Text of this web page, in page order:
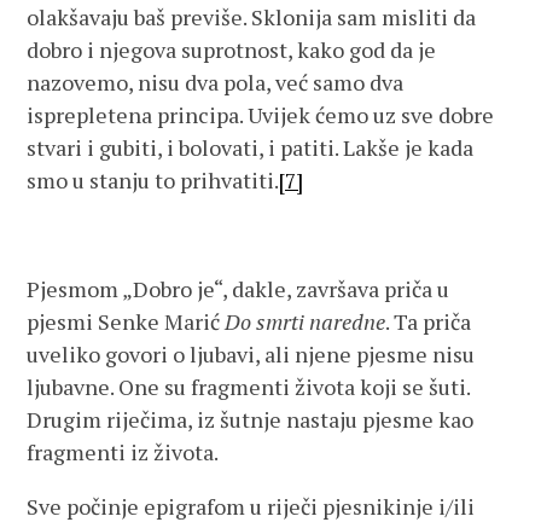
olakšavaju baš previše. Sklonija sam misliti da
dobro i njegova suprotnost, kako god da je
nazovemo, nisu dva pola, već samo dva
isprepletena principa. Uvijek ćemo uz sve dobre
stvari i gubiti, i bolovati, i patiti. Lakše je kada
smo u stanju to prihvatiti.[7]
Pjesmom „Dobro je“, dakle, završava priča u
pjesmi Senke MarićDo smrti naredne. Ta priča
uveliko govori o ljubavi, ali njene pjesme nisu
ljubavne. One su fragmenti života koji se šuti.
Drugim riječima, iz šutnje nastaju pjesme kao
fragmenti iz života.
Sve počinje epigrafom u riječi pjesnikinje i/ili